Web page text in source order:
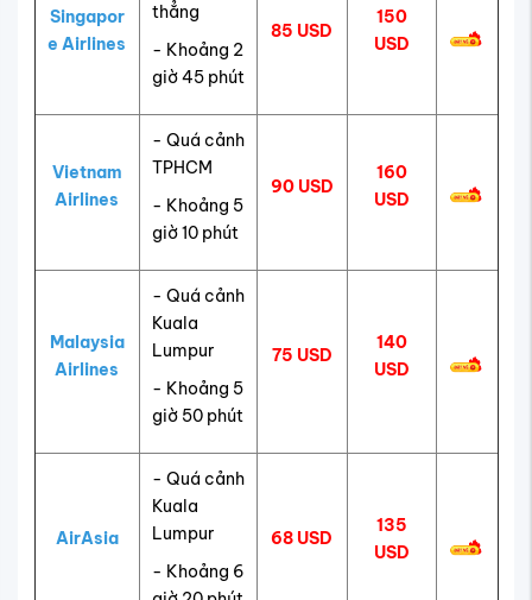
Singapor
e Airlines
thẳng
- Khoảng 2
giờ 45 phút
85 USD
150
USD
Vietnam
Airlines
- Quá cảnh
TPHCM
- Khoảng 5
giờ 10 phút
90 USD
160
USD
Malaysia
Airlines
- Quá cảnh
Kuala
Lumpur
- Khoảng 5
giờ 50 phút
75 USD
140
USD
AirAsia
- Quá cảnh
Kuala
Lumpur
- Khoảng 6
68 USD
135
USD